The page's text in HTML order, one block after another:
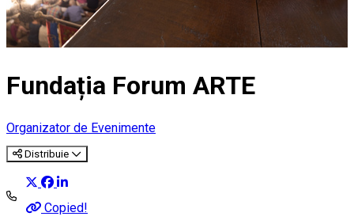
Fundația Forum ARTE
Organizator de Evenimente
Distribuie
Copied!